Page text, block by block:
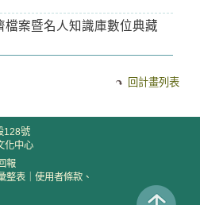
檔案暨名人知識庫數位典藏
回計畫列表
128號
化中心
報
整表
使用者條款、